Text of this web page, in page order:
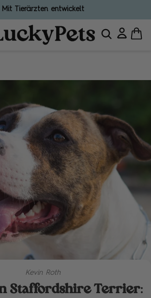
Mit Tierärzten entwickelt
Kevin Roth
Staffordshire Terrier: